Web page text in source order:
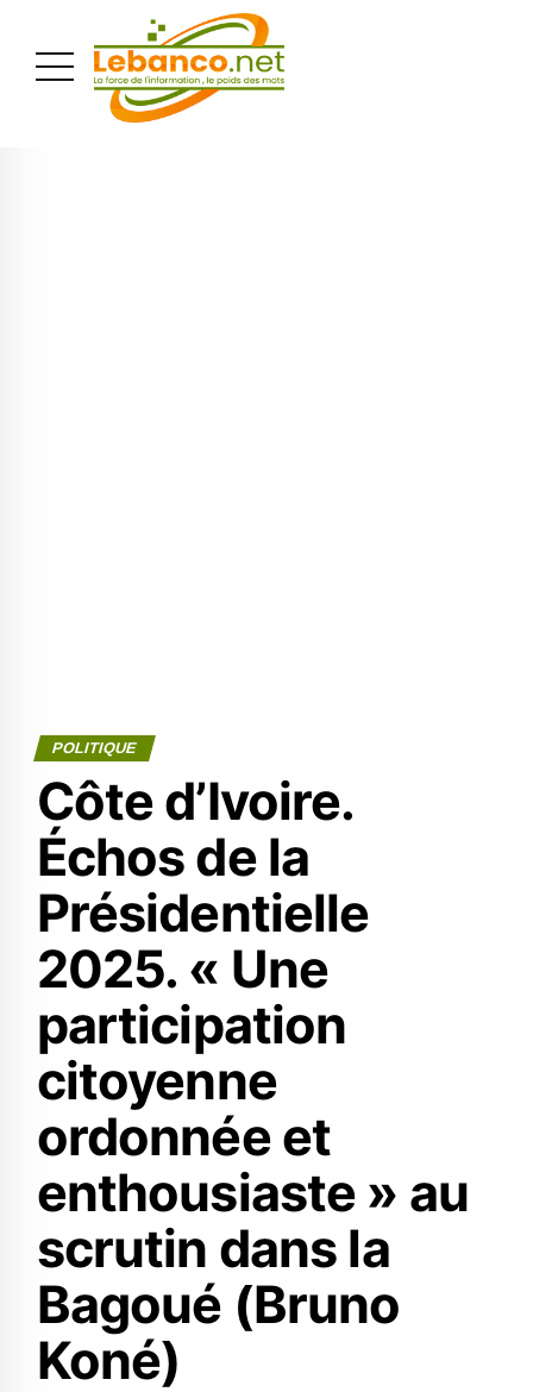
POLITIQUE
Côte d’Ivoire.
Échos de la
Présidentielle
2025. « Une
participation
citoyenne
ordonnée et
enthousiaste » au
scrutin dans la
Bagoué (Bruno
Koné)